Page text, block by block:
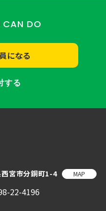
CAN DO
になる
する
西宮市分銅町1-4 MAP
22-4196